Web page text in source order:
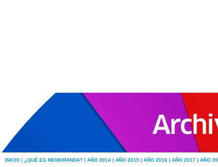
INICIO | ¿QUÉ ES MEMORANDA? | AÑO 2014 | AÑO 2015 | AÑO 2016 | AÑO 2017 | AÑO